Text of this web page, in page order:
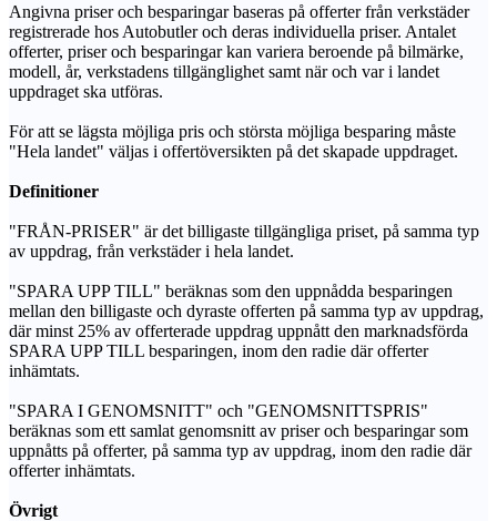
Angivna priser och besparingar baseras på offerter från verkstäder
registrerade hos Autobutler och deras individuella priser. Antalet
offerter, priser och besparingar kan variera beroende på bilmärke,
modell, år, verkstadens tillgänglighet samt när och var i landet
uppdraget ska utföras.
För att se lägsta möjliga pris och största möjliga besparing måste
"Hela landet" väljas i offertöversikten på det skapade uppdraget.
Definitioner
"FRÅN-PRISER" är det billigaste tillgängliga priset, på samma typ
av uppdrag, från verkstäder i hela landet.
"SPARA UPP TILL" beräknas som den uppnådda besparingen
mellan den billigaste och dyraste offerten på samma typ av uppdrag,
där minst 25% av offerterade uppdrag uppnått den marknadsförda
SPARA UPP TILL besparingen, inom den radie där offerter
inhämtats.
"SPARA I GENOMSNITT" och "GENOMSNITTSPRIS"
beräknas som ett samlat genomsnitt av priser och besparingar som
uppnåtts på offerter, på samma typ av uppdrag, inom den radie där
offerter inhämtats.
Övrigt